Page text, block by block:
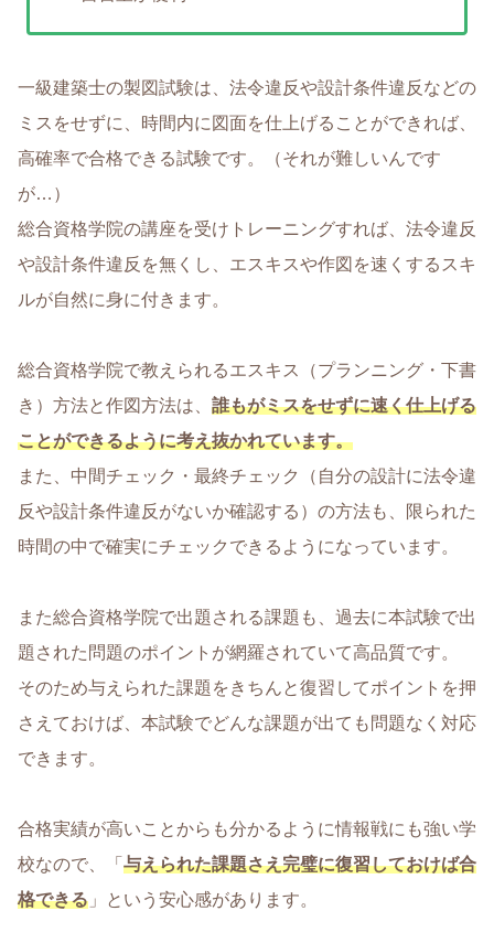
一級建築士の製図試験は、法令違反や設計条件違反などの
ミスをせずに、時間内に図面を仕上げることができれば、
高確率で合格できる試験です。（それが難しいんです
が…）
総合資格学院の講座を受けトレーニングすれば、法令違反
や設計条件違反を無くし、エスキスや作図を速くするスキ
ルが自然に身に付きます。
総合資格学院で教えられるエスキス（プランニング・下書
き）方法と作図方法は、 誰もがミスをせずに速く仕上げる
ことができるように考え抜かれています。
また、中間チェック・最終チェック（自分の設計に法令違
反や設計条件違反がないか確認する）の方法も、限られた
時間の中で確実にチェックできるようになっています。
また総合資格学院で出題される課題も、過去に本試験で出
題された問題のポイントが網羅されていて高品質です。
そのため与えられた課題をきちんと復習してポイントを押
さえておけば、本試験でどんな課題が出ても問題なく対応
できます。
合格実績が高いことからも分かるように情報戦にも強い学
校なので、「 与えられた課題さえ完璧に復習しておけば合
格できる 」という安心感があります。